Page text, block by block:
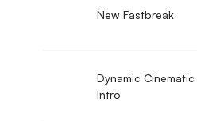
New Fastbreak
Dynamic Cinematic
Intro